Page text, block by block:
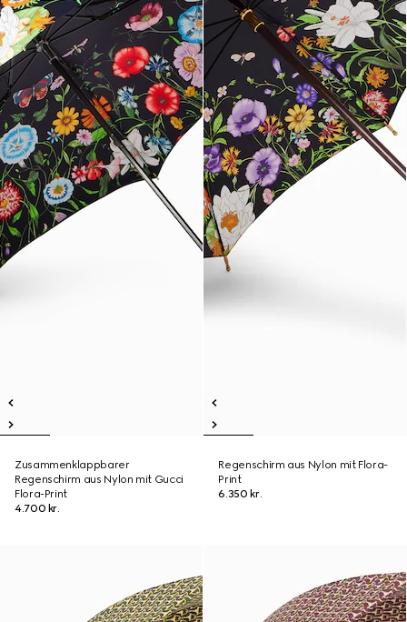
Zusammenklappbarer
Regenschirm aus Nylon mit Gucci
Flora-Print
4.700 kr.
Regenschirm aus Nylon mit Flora-
Print
6.350 kr.